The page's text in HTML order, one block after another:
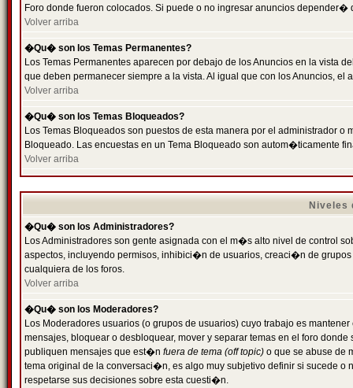
Foro donde fueron colocados. Si puede o no ingresar anuncios
Volver arriba
�Qu� son los Temas Permanentes?
Los Temas Permanentes aparecen por debajo de los Anuncios en la
que deben permanecer siempre a la vista. Al igual que con los Anuncios,
Volver arriba
�Qu� son los Temas Bloqueados?
Los Temas Bloqueados son puestos de esta manera por el administrador
Bloqueado. Las encuestas en un Tema Bloqueado son autom�ticamente
Volver arriba
Niveles
�Qu� son los Administradores?
Los Administradores son gente asignada con el m�s alto nivel de control
aspectos, incluyendo permisos, inhibici�n de usuarios, creaci�n de
cualquiera de los foros.
Volver arriba
�Qu� son los Moderadores?
Los Moderadores usuarios (o grupos de usuarios) cuyo trabajo es
mensajes, bloquear o desbloquear, mover y separar temas en el foro
publiquen mensajes que est�n fuera de tema (off topic) o que se abuse de
tema original de la conversaci�n, es algo muy subjetivo definir si sucede
respetarse sus decisiones sobre esta cuesti�n.